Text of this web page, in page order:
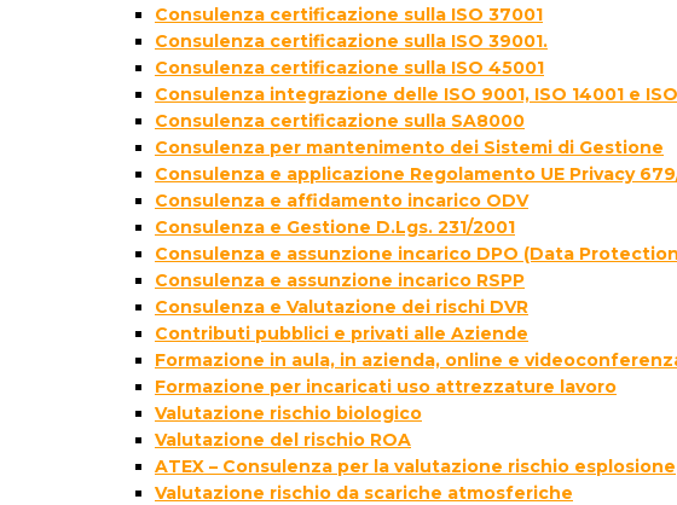
Consulenza certificazione sulla ISO 37001
Consulenza certificazione sulla ISO 39001.
Consulenza certificazione sulla ISO 45001
Consulenza integrazione delle ISO 9001, ISO 14001 e
Consulenza certificazione sulla SA8000
Consulenza per mantenimento dei Sistemi di Gestione
Consulenza e applicazione Regolamento UE Privacy
Consulenza e affidamento incarico ODV
Consulenza e Gestione D.Lgs. 231/2001
Consulenza e assunzione incarico DPO (Data
Consulenza e assunzione incarico RSPP
Consulenza e Valutazione dei rischi DVR
Contributi pubblici e privati alle Aziende
Formazione in aula, in azienda, online e
Formazione per incaricati uso attrezzature lavoro
Valutazione rischio biologico
Valutazione del rischio ROA
ATEX – Consulenza per la valutazione rischio esplosione
Valutazione rischio da scariche atmosferiche